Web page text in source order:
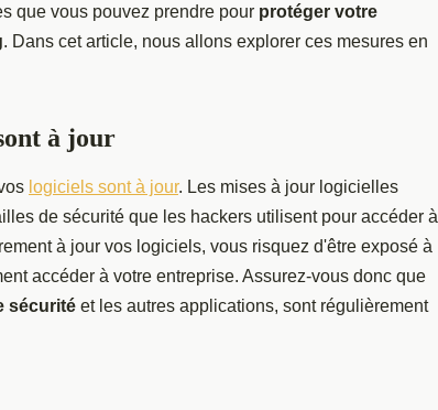
que vous pouvez prendre pour protéger votre
. Dans cet article, nous allons explorer ces mesures en
à jour
logiciels sont à jour. Les mises à jour logicielles
de sécurité que les hackers utilisent pour accéder à
à jour vos logiciels, vous risquez d'être exposé à
accéder à votre entreprise. Assurez-vous donc que
sécurité et les autres applications, sont régulièrement